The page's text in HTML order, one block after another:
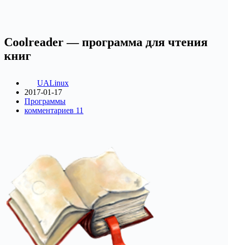
Coolreader — программа для чтения
книг
UALinux
2017-01-17
Программы
комментариев 11